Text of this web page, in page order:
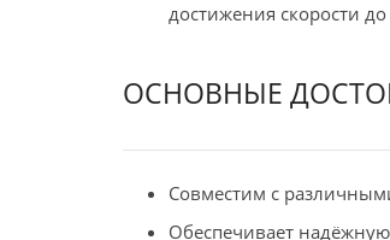
достижения скорости
ОСНОВНЫЕ
Совместим с
Обеспечивает надёжную